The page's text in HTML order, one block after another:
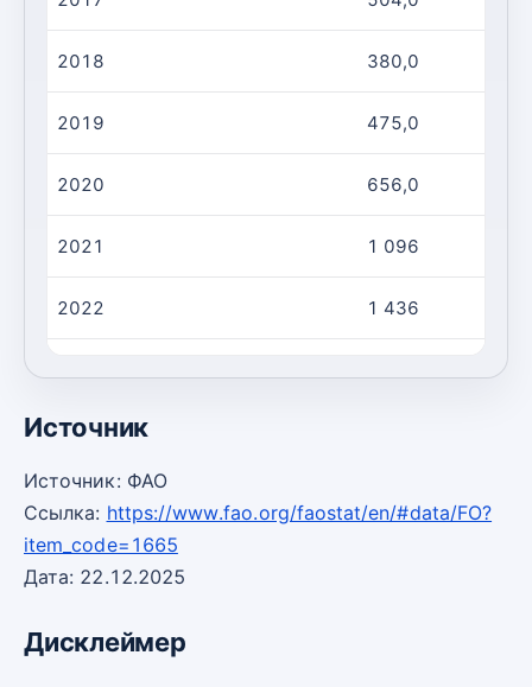
2018 380,0
2019 475,0
2020 656,0
2021 1 096
2022 1 436
Источник
Источник: ФАО
Ссылка: https://www.fao.org/faostat/en/#data/FO?
item_code=1665
Дата: 22.12.2025
Дисклеймер